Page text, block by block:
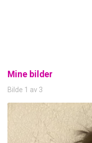
Mine bilder
Bilde 1 av 3